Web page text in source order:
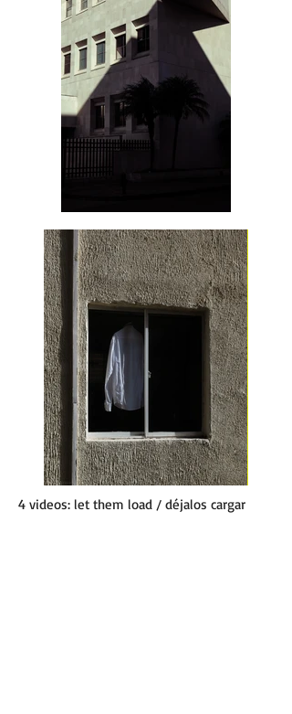
4 videos: let them load / déjalos cargar